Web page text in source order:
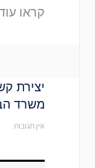
קראו
יצירת
משרד
אין תגובות